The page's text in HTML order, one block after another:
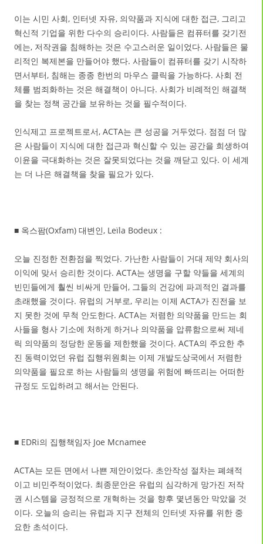
이는 시민 사회, 인터넷 자유, 의약품과 지식에 대한 접근, 그리고
혁신적 기업을 위한 다수의 승리이다. 사람들은 컴퓨터를 갖기전
에는, 저작권을 침해하는 것은 수고스러운 일이었다. 사람들은 물
리적인 복제본을 만들어야 했다. 사람들이 컴퓨터를 갖기 시작하
면서부터, 침해는 종종 한번의 마우스 클릭을 가능하다. 사회 전
체를 범죄화하는 것은 해결책이 아니다. 사회가 비례적인 해결책
을 찾는 정책 공간을 보유하는 것을 필수적이다.
인식제고 프로젝트로서, ACTA는 큰 성공을 거두었다. 점점 더 많
은 사람들이 지식에 대한 접근과 혁신할 수 있는 공간을 희생하여
이윤을 극대화하는 것은 잘못되었다는 것을 깨닫고 있다. 이 세계
는 더 나은 해결책을 찾을 필요가 있다.
■ 옥스팜(Oxfam) 대변인, Leïla Bodeux :
오늘 진정한 전환점을 찍었다. 가난한 사람들이 거대 제약 회사의
이익에 맞서 승리한 것이다. ACTA는 생명을 구할 약들을 세계의
빈민들에게 훨씬 비싸게 만들어, 그들의 건강에 파괴적인 결과를
초래했을 것이다. 유럽의 거부로, 우리는 이제 ACTA가 진전을 보
지 못한 것에 무척 안도한다. ACTA는 저렴한 의약품을 만드는 회
사들을 형사 기소에 처하게 하거나 의약품을 압류함으로써 제네
릭 의약품의 정당한 운동을 제한했을 것이다. ACTA의 주요한 추
진 동력이었던 유럽 집행위원회는 이제 개발도상국에서 저렴한
의약품을 필요로 하는 사람들의 생명을 위험에 빠뜨리는 어떠한
규정도 도입하려고 해서는 안된다.
■ EDRi의 집행책임자 Joe Mcnamee
ACTA는 모든 면에서 나쁜 제안이었다. 초안작성 절차는 폐쇄적
이고 비민주적이었다. 최종문안은 유럽의 심각하게 망가진 저작
권 시스템을 긍정적으로 개혁하는 것을 향후 몇년동안 막았을 것
이다. 오늘의 승리는 유럽과 지구 전체의 인터넷 자유를 위한 중
요한 초석이다.